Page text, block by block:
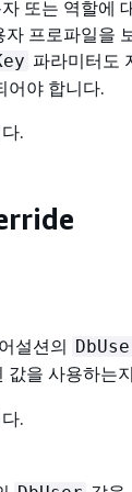
또는 역할에
프로파일을
파라미터도
어야 합니다.
.
설션의
값을 사용하는
.